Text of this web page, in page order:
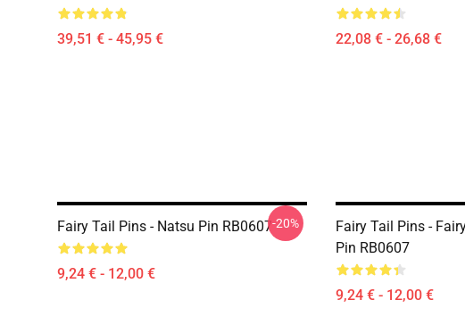
39,51 € - 45,95 € 22,08 € - 26,68 €
Fairy Tail Pins - Natsu Pin RB0607
9,24 € - 12,00 €
-20%
Fairy Tail Pins -
Pin RB0607
9,24 € - 12,00 €